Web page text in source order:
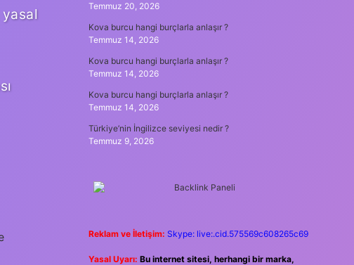
yasal
Temmuz 20, 2026
Kova burcu hangi burçlarla anlaşır ?
Temmuz 14, 2026
Kova burcu hangi burçlarla anlaşır ?
Temmuz 14, 2026
Kova burcu hangi burçlarla anlaşır ?
Temmuz 14, 2026
Türkiye’nin İngilizce seviyesi nedir ?
Temmuz 9, 2026
Reklam ve İletişim: Skype: live:.cid.575569c608265c69
Yasal Uyarı: Bu internet sitesi, herhangi bir marka,